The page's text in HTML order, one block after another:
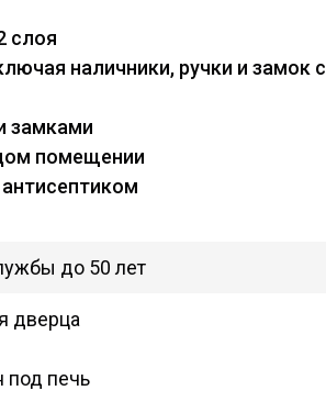
слоя
наличники, ручки и замок с
замками
помещении
до 50 лет
дверца
под печь